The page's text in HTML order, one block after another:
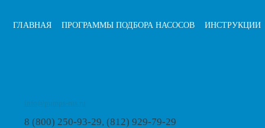
ГЛАВНАЯ ПРОГРАММЫ ПОДБОРА НАСОСОВ ИНСТРУКЦИИ
8 (800) 250-93-29, (812) 929-79-29